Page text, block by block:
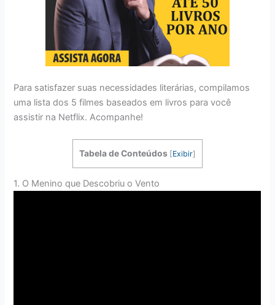
Para satisfazer suas necessidades literárias, compilamos
uma lista dos 5 filmes baseados em livros para você
assistir na Netflix. Acompanhe!
Tabela de Conteúdos [Exibir]
1. O Menino que Descobriu o Vento